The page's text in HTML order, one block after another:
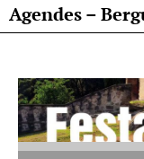
Agendes –